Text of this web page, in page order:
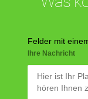
Felder mit
Ihre Nachricht